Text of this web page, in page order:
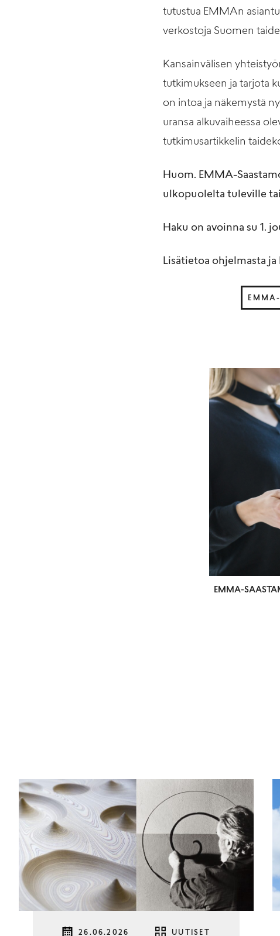
tutustua EMMAn
verkostoja Suomen
Kansainvälisen
tutkimukseen ja tarjota
on intoa ja näkemystä
uransa alkuvaiheessa
tutkimusartikkelin
Huom. EMMA-
ulkopuolelta tuleville tai
Haku on avoinna su 1.
Lisätietoa ohjelmasta
EMMA-
26.06.2026 UUTISET